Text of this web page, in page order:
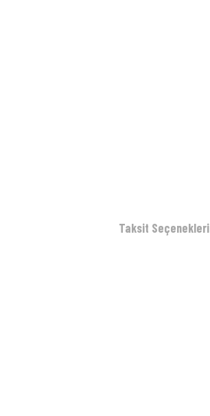
Taksit Seçenekleri